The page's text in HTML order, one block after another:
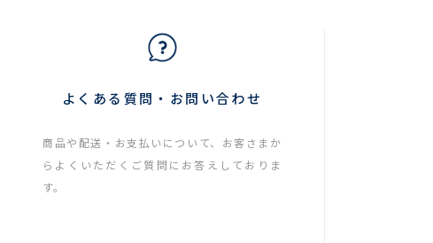
よくある質問・お問い合わせ
商品や配送・お支払いについて、お客さまか
らよくいただくご質問にお答えしておりま
す。